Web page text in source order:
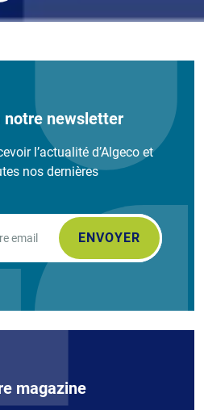
notre newsletter
l’actualité d’Algeco et
nos dernières
magazine